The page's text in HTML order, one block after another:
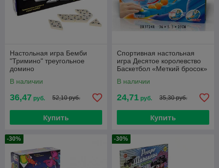
Настольная игра Бемби
"Тримино" треугольное
домино
В наличии
36,47 руб. 52,10 руб.
Купить
Спортивная настольная
игра Десятое королевство
Баскетбол «Меткий бросок»
В наличии
24,71 руб. 35,30 руб.
Купить
-30% -30%